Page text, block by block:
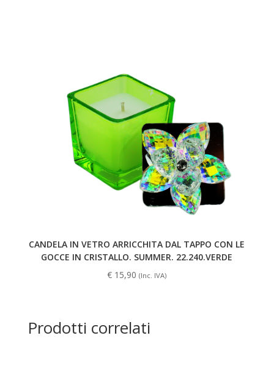
CANDELA IN VETRO ARRICCHITA DAL TAPPO CON LE
GOCCE IN CRISTALLO. SUMMER. 22.240.VERDE
€ 15,90 (Inc. IVA)
Prodotti correlati